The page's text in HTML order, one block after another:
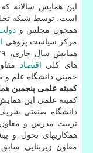
این همایش سالانه كه
است، توسط شبكه
همچون مجلس و
مركز سیاست پژوهی
های كلی
اقتصاد
خمینی دانشگاه علم و
كمیته علمی پنجمین
كمیته علمی این
دانشگاه صنعتی
تربیت مدرس و معاون
همكاریهای تحول و
معاون زیربنایی